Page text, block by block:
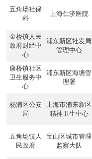
五角场社保
科
上海仁济医院
金桥镇人民
政府财经中
心
浦东新区社发局
管理中心
康桥镇社区
卫生服务中
心
浦东新区海塘管
理署
杨浦区公安
局
上海市浦东新区
精神卫生中心
五角场镇人
民政府
宝山区城市管理
监察大队